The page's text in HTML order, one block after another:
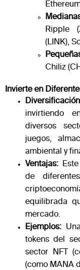
Ripple
(LINK),
Chiliz
Invierte en
invirtiendo
diversos
juegos,
ambiental y
Ventajas:
de
equilibrada
mercado.
Ejemplos:
tokens del
sector NFT
(como MANA